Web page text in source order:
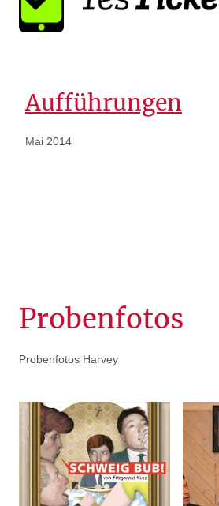
Aufführungen
Mai 2014
Probenfotos
Probenfotos Harvey